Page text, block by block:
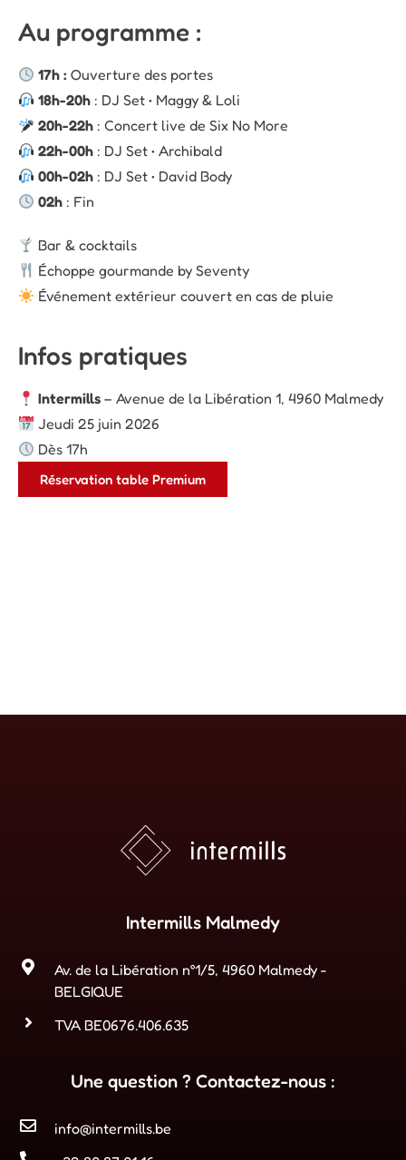
Au programme :
17h : Ouverture des portes
18h-20h : DJ Set • Maggy & Loli
20h-22h : Concert live de Six No More
22h-00h : DJ Set • Archibald
00h-02h : DJ Set • David Body
02h : Fin
Bar & cocktails
Échoppe gourmande by Seventy
Événement extérieur couvert en cas de pluie
Infos pratiques
Intermills – Avenue de la Libération 1, 4960 Malmedy
Jeudi 25 juin 2026
Dès 17h
Réservation table Premium
Intermills Malmedy
Av. de la Libération n°1/5, 4960 Malmedy -
BELGIQUE
TVA BE0676.406.635
Une question ? Contactez-nous :
info@intermills.be